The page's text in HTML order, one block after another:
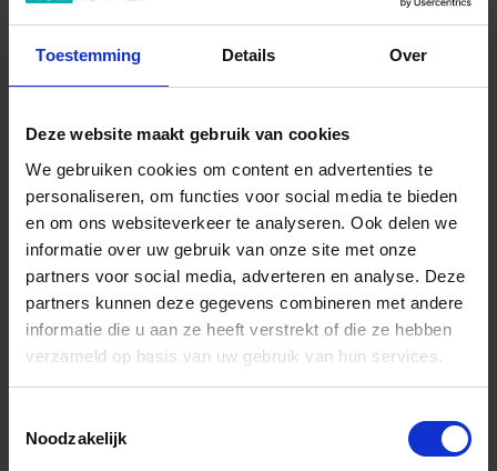
Toestemming Details Over
Deze website maakt gebruik van cookies
We gebruiken cookies om content en advertenties te
personaliseren, om functies voor social media te bieden
en om ons websiteverkeer te analyseren. Ook delen we
informatie over uw gebruik van onze site met onze
partners voor social media, adverteren en analyse. Deze
partners kunnen deze gegevens combineren met andere
informatie die u aan ze heeft verstrekt of die ze hebben
verzameld op basis van uw gebruik van hun services.
Noodzakelijk
Previous
Andere Series van Tonalite